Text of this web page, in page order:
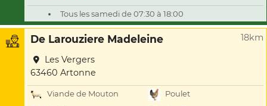
Tous les samedi de 07:30 à 18:00
De Larouziere Madeleine 18km
Les Vergers
63460 Artonne
Viande de Mouton
Poulet